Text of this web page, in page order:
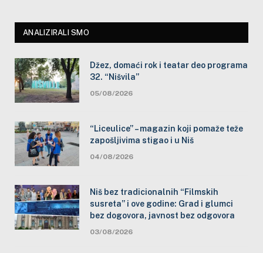
ANALIZIRALI SMO
Džez, domaći rok i teatar deo programa
32. “Nišvila”
05/08/2026
“Liceulice” – magazin koji pomaže teže
zapošljivima stigao i u Niš
04/08/2026
Niš bez tradicionalnih “Filmskih
susreta” i ove godine: Grad i glumci
bez dogovora, javnost bez odgovora
03/08/2026